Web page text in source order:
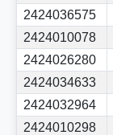
2424036575
2424010078
2424026280
2424034633
2424032964
2424010298